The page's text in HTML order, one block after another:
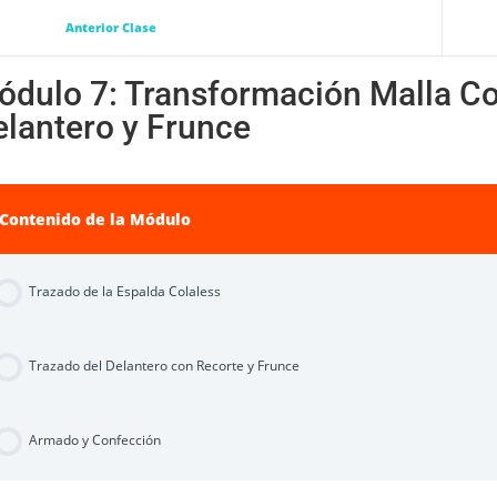
Anterior Clase
7: Transformación Malla
y Frunce
de la Módulo
Trazado de la Espalda Colaless
Trazado del Delantero con Recorte y Frunce
Armado y Confección